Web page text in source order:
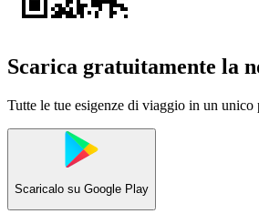
Scarica gratuitamente la
Tutte le tue esigenze di viaggio in un unico
Scaricalo su Google Play